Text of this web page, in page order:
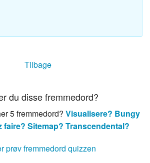
Tilbage
du disse fremmedord?
5 fremmedord? Visualisere? Bungy
faire? Sitemap? Transcendental?
prøv fremmedord quizzen